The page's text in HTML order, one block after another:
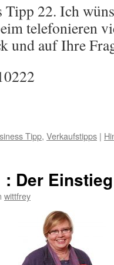
Tipp 22. Ich
telefonieren
und auf Ihre
Tipp, Verkaufstipps |
Der
wittfrey